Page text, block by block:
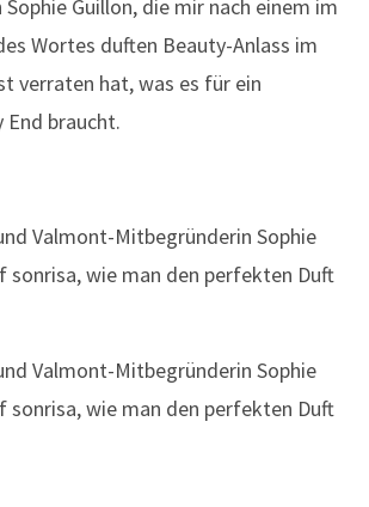
Guillon, die mir nach einem im
Wortes duften Beauty-Anlass im
verraten hat, was es für ein
End braucht.